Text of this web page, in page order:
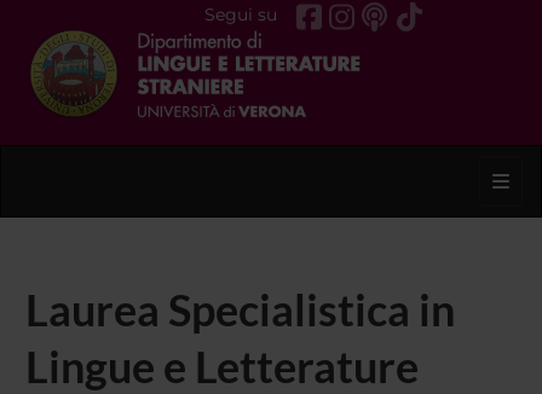
Segui su
Laurea Specialistica in
Lingue e Letterature